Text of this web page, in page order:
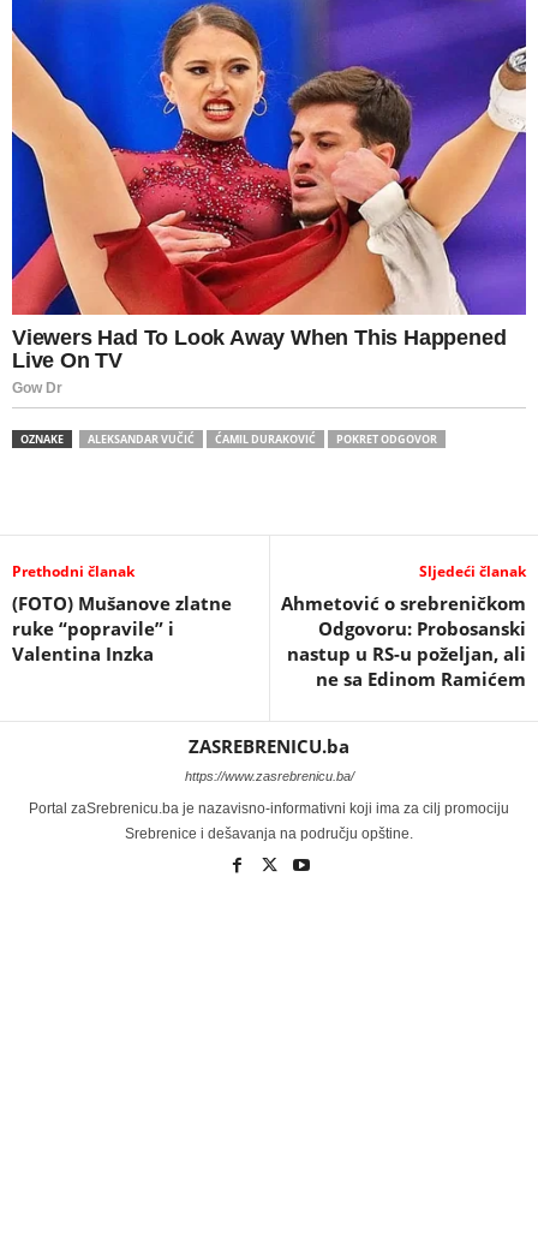
OZNAKE ALEKSANDAR VUČIĆ ĆAMIL DURAKOVIĆ POKRET ODGOVOR
Prethodni članak
(FOTO) Mušanove zlatne
ruke “popravile” i
Valentina Inzka
Sljedeći članak
Ahmetović o srebreničkom
Odgovoru: Probosanski
nastup u RS-u poželjan, ali
ne sa Edinom Ramićem
ZASREBRENICU.ba
https://www.zasrebrenicu.ba/
Portal zaSrebrenicu.ba je nazavisno-informativni koji ima za cilj promociju
Srebrenice i dešavanja na području opštine.